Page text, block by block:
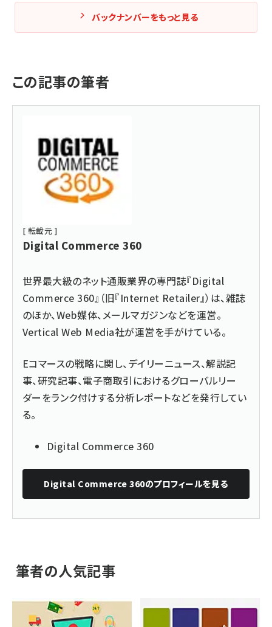
バックナンバーをもっと見る
この記事の筆者
[ 転載元 ]
Digital Commerce 360
世界最大級のネット通販業界の専門誌『Digital
Commerce 360』（旧『Internet Retailer』）は、雑誌
のほか、Web媒体、メールマガジンなどを運営。
Vertical Web Media社が運営を手がけている。
Eコマースの戦略に関し、デイリーニュース、解説記
事、研究記事、電子商取引におけるグローバルリー
ダーをランク付けする分析レポートなどを発行してい
る。
Digital Commerce 360
Digital Commerce 360のプロフィールを見る
筆者の人気記事